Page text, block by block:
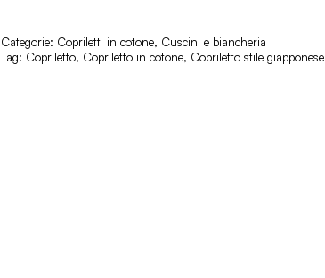
Categorie: Copriletti in cotone, Cuscini e biancheria
Tag: Copriletto, Copriletto in cotone, Copriletto stile giapponese